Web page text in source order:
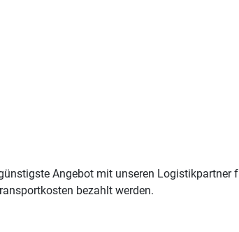
Angebot mit unseren Logistikpartner
bezahlt werden.